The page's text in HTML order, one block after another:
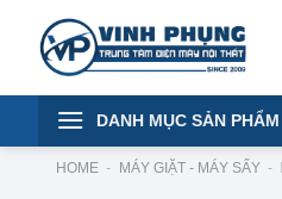
content
DANH MỤC SẢN PHẨM
HOME - MÁY GIẶT - MÁY SẤY -